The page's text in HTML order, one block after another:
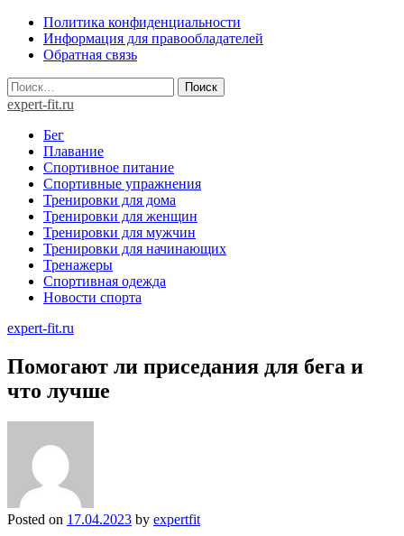
Skip
content
Политика конфиденциальности
Информация для правообладателей
Обратная связь
Найти:
expert-fit.ru
Бег
Плавание
Спортивное питание
Спортивные упражнения
Тренировки для дома
Тренировки для женщин
Тренировки для мужчин
Тренировки для начинающих
Тренажеры
Спортивная одежда
Новости спорта
expert-fit.ru
Помогают ли приседания для бега и
что лучше
Posted on 17.04.2023 by expertfit